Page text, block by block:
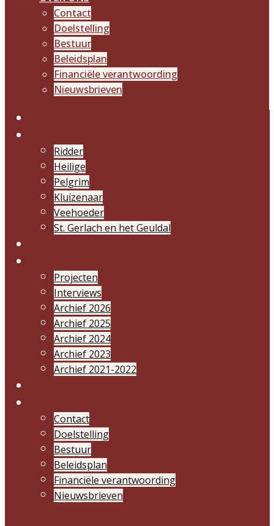
Contact
Doelstelling
Bestuur
Beleidsplan
Financiële verantwoording
Nieuwsbrieven
Ridder
Heilige
Pelgrim
Kluizenaar
Veehoeder
St. Gerlach en het Geuldal
Projecten
Interviews
Archief 2026
Archief 2025
Archief 2024
Archief 2023
Archief 2021-2022
Contact
Doelstelling
Bestuur
Beleidsplan
Financiële verantwoording
Nieuwsbrieven